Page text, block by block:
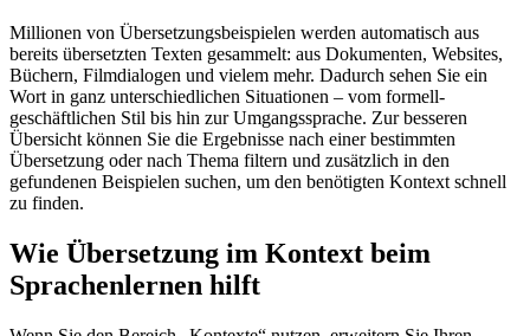
Millionen von Übersetzungsbeispielen werden automatisch aus
bereits übersetzten Texten gesammelt: aus Dokumenten, Websites,
Büchern, Filmdialogen und vielem mehr. Dadurch sehen Sie ein
Wort in ganz unterschiedlichen Situationen – vom formell-
geschäftlichen Stil bis hin zur Umgangssprache. Zur besseren
Übersicht können Sie die Ergebnisse nach einer bestimmten
Übersetzung oder nach Thema filtern und zusätzlich in den
gefundenen Beispielen suchen, um den benötigten Kontext schnell
zu finden.
Wie Übersetzung im Kontext beim
Sprachenlernen hilft